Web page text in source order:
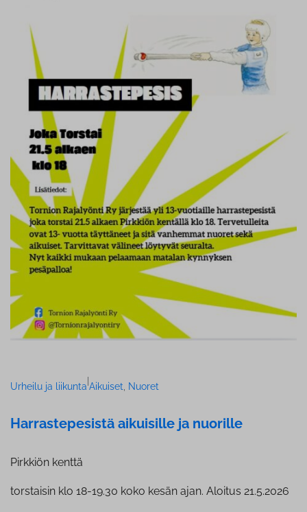
Urheilu ja liikunta Aikuiset, Nuoret
Har­ras­te­pe­sis­tä aikuisille ja nuorille
Pirkkiön kenttä
torstaisin klo 18-19.30 koko kesän ajan. Aloitus 21.5.2026